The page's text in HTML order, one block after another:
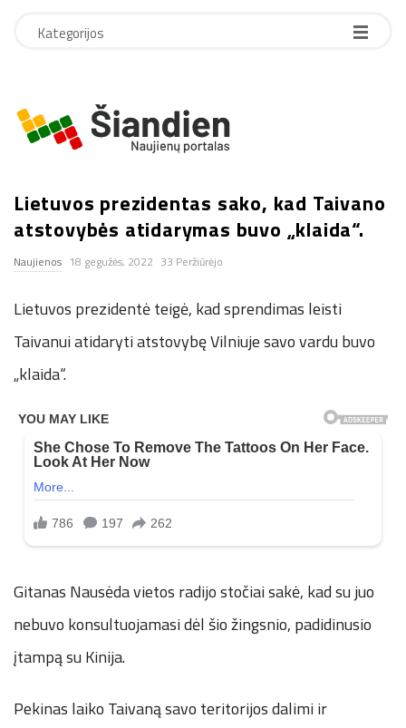
Kategorijos
S
a
n
d
i
e
n
e
t
Lietuvos prezidentas sako, kad Taivano
atstovybės atidarymas buvo „klaida“.
Naujienos 18 gegužės, 2022 33 Peržiūrėjo
Lietuvos prezidentė teigė, kad sprendimas leisti
Taivanui atidaryti atstovybę Vilniuje savo vardu buvo
„klaida“.
Gitanas Nausėda vietos radijo stočiai sakė, kad su juo
nebuvo konsultuojamasi dėl šio žingsnio, padidinusio
įtampą su Kinija.
Pekinas laiko Taivaną savo teritorijos dalimi ir